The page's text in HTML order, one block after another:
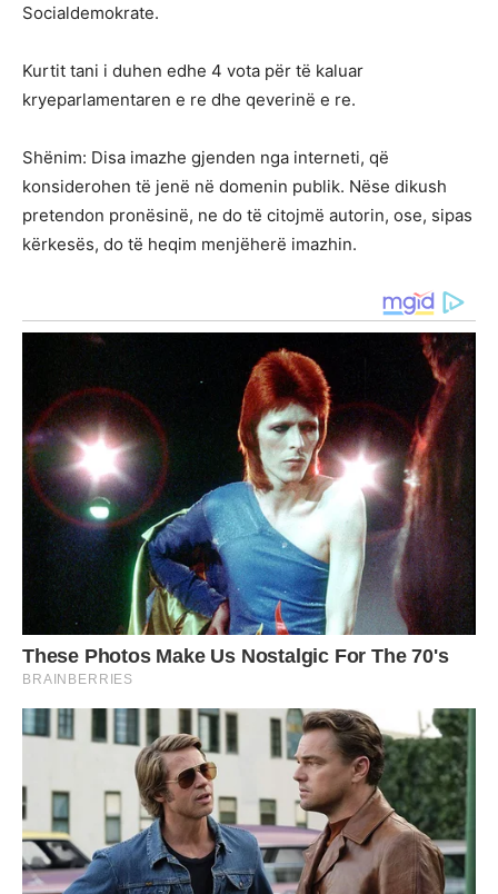
Socialdemokrate.
Kurtit tani i duhen edhe 4 vota për të kaluar
kryeparlamentaren e re dhe qeverinë e re.
Shënim: Disa imazhe gjenden nga interneti, që
konsiderohen të jenë në domenin publik. Nëse dikush
pretendon pronësinë, ne do të citojmë autorin, ose, sipas
kërkesës, do të heqim menjëherë imazhin.